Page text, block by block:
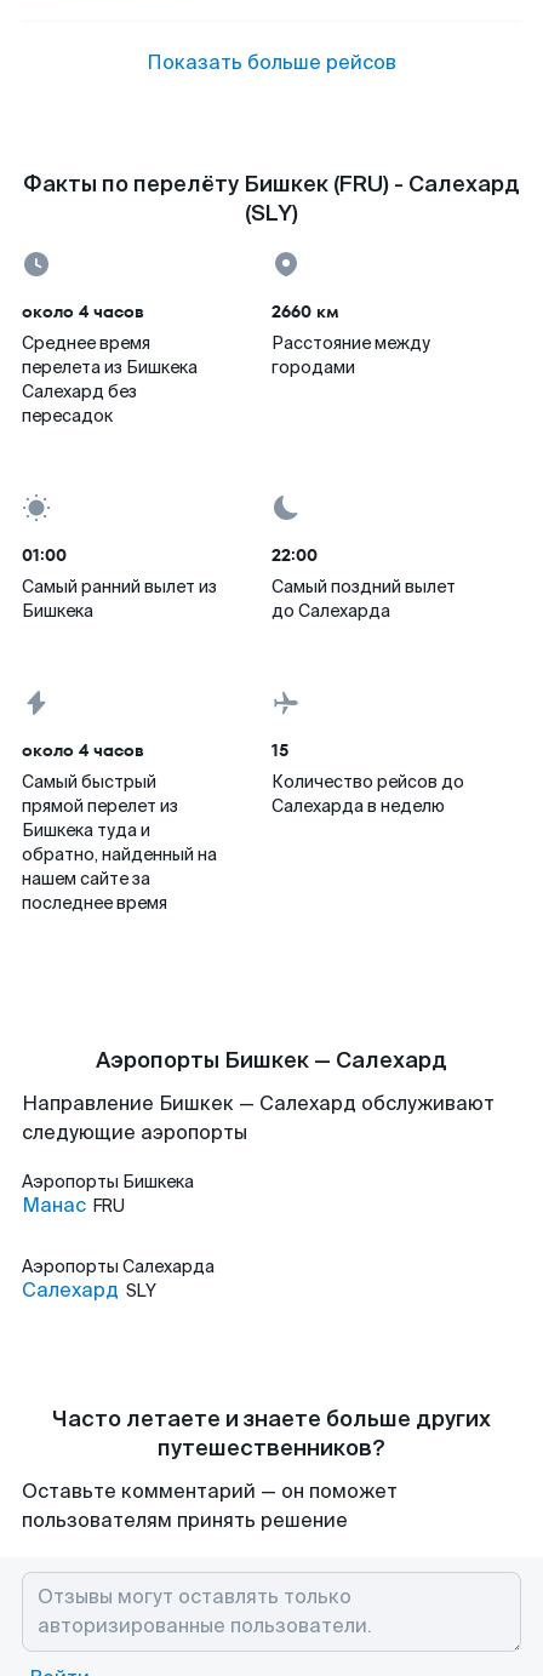
Показать больше рейсов
Факты по перелёту Бишкек (FRU) - Салехард
(SLY)
около 4 часов
Среднее время
перелета из Бишкека
Салехард без
пересадок
2660 км
Расстояние между
городами
01:00
Самый ранний вылет из
Бишкека
22:00
Самый поздний вылет
до Салехарда
около 4 часов
Самый быстрый
прямой перелет из
Бишкека туда и
обратно, найденный на
нашем сайте за
последнее время
15
Количество рейсов до
Салехарда в неделю
Аэропорты Бишкек — Салехард
Направление Бишкек — Салехард обслуживают
следующие аэропорты
Аэропорты Бишкека
Манас FRU
Аэропорты Салехарда
Салехард SLY
Часто летаете и знаете больше других
путешественников?
Оставьте комментарий — он поможет
пользователям принять решение